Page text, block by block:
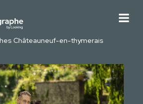
Châteauneuf-en-thymerais